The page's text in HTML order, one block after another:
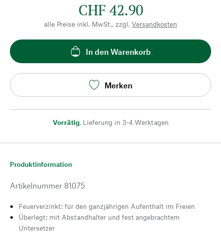
CHF 42.90
alle Preise inkl. MwSt., zzgl. Versandkosten
In den Warenkorb
Merken
Vorrätig, Lieferung in 3-4 Werktagen
Produktinformation
Artikelnummer 81075
Feuerverzinkt: für den ganzjährigen Aufenthalt im Freien
Überlegt: mit Abstandhalter und fest angebrachtem
Untersetzer